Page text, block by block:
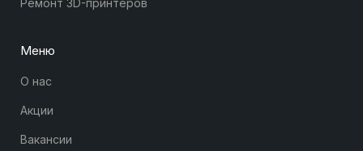
Ремонт 3D-принтеров
Меню
О нас
Акции
Вакансии